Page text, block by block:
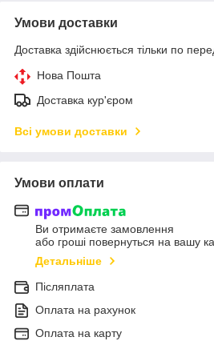
Умови доставки
Доставка здійснюється тільки по
Нова Пошта
Доставка кур'єром
Всі умови доставки
Умови оплати
Ви отримаєте замовлення
або гроші повернуться на вашу
Детальніше
Післяплата
Оплата на рахунок
Оплата на карту